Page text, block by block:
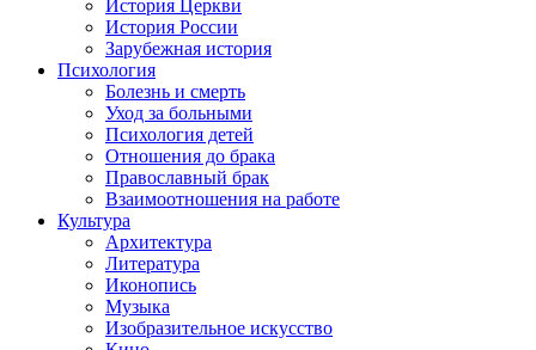
История Церкви
История России
Зарубежная история
Психология
Болезнь и смерть
Уход за больными
Психология детей
Отношения до брака
Православный брак
Взаимоотношения на работе
Культура
Архитектура
Литература
Иконопись
Музыка
Изобразительное искусство